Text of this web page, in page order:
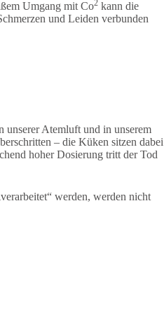
Umgang mit Co2 kann die
und Leiden verbunden
unserer Atemluft und in unserem
– die Küken sitzen dabei
hoher Dosierung tritt der Tod
werden, werden nicht